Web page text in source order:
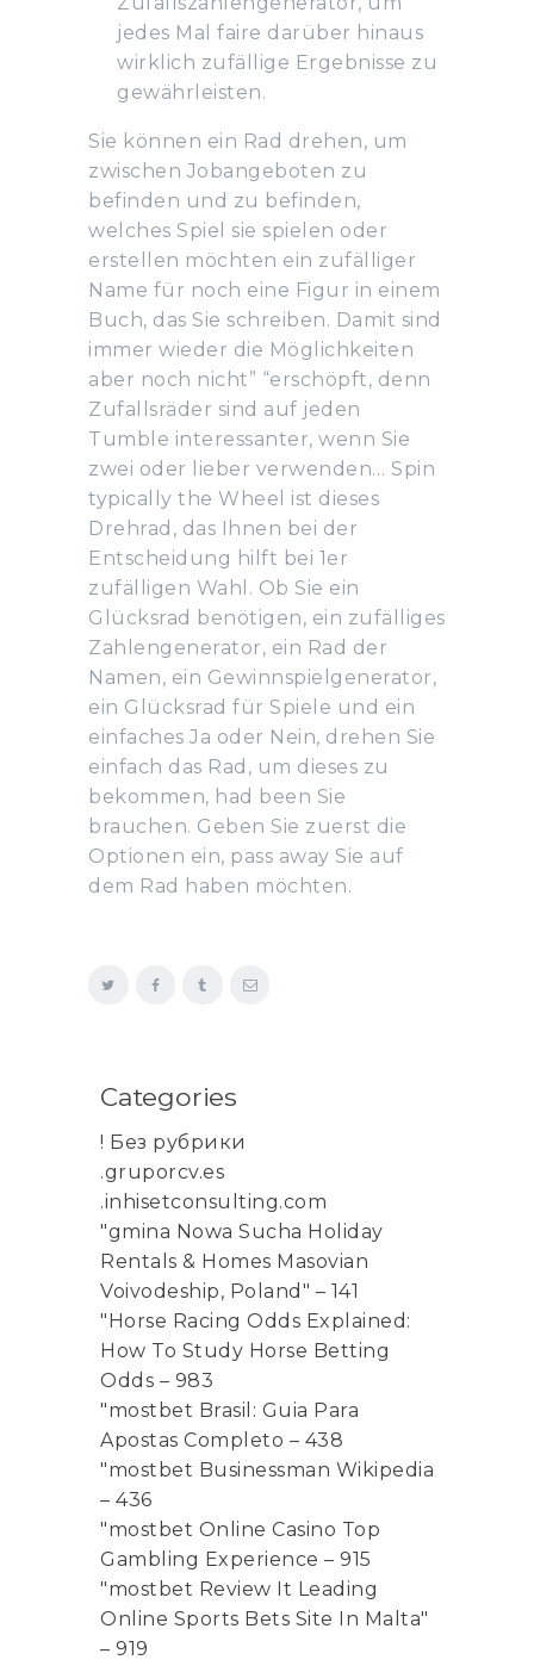
jedes Mal faire darüber hinaus
wirklich zufällige Ergebnisse zu
gewährleisten.
Sie können ein Rad drehen, um
zwischen Jobangeboten zu
befinden und zu befinden,
welches Spiel sie spielen oder
erstellen möchten ein zufälliger
Name für noch eine Figur in einem
Buch, das Sie schreiben. Damit sind
immer wieder die Möglichkeiten
aber noch nicht” “erschöpft, denn
Zufallsräder sind auf jeden
Tumble interessanter, wenn Sie
zwei oder lieber verwenden… Spin
typically the Wheel ist dieses
Drehrad, das Ihnen bei der
Entscheidung hilft bei 1er
zufälligen Wahl. Ob Sie ein
Glücksrad benötigen, ein zufälliges
Zahlengenerator, ein Rad der
Namen, ein Gewinnspielgenerator,
ein Glücksrad für Spiele und ein
einfaches Ja oder Nein, drehen Sie
einfach das Rad, um dieses zu
bekommen, had been Sie
brauchen. Geben Sie zuerst die
Optionen ein, pass away Sie auf
dem Rad haben möchten.
Categories
! Без рубрики
.gruporcv.es
.inhisetconsulting.com
"gmina Nowa Sucha Holiday
Rentals & Homes Masovian
Voivodeship, Poland" – 141
"Horse Racing Odds Explained:
How To Study Horse Betting
Odds – 983
"mostbet Brasil: Guia Para
Apostas Completo – 438
"mostbet Businessman Wikipedia
– 436
"mostbet Online Casino Top
Gambling Experience – 915
"mostbet Review It Leading
Online Sports Bets Site In Malta"
– 919